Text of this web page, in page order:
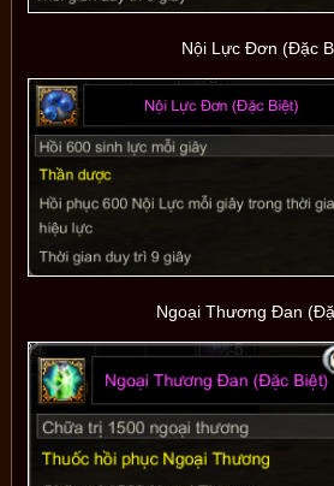
Nội Lực Đơn (Đặc
Ngoại Thương Đan